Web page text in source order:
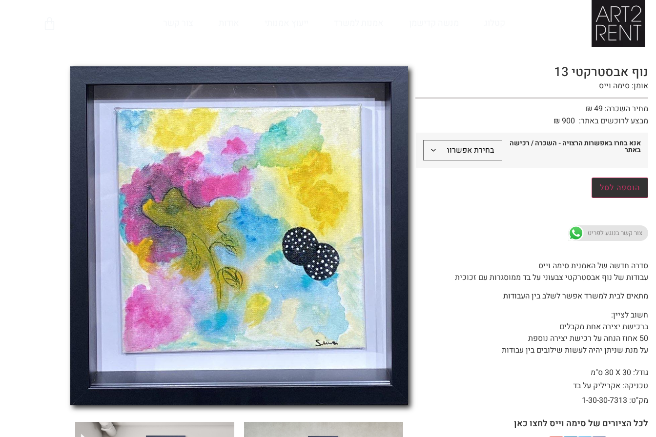
לתוכן
נוף אבסטרקטי 13
אומן: סימה וייס
מחיר השכרה: 49 ₪
מבצע לרוכשים באתר:
₪ 900
אנא בחרו באפשרות הרצויה - השכרה / רכישה
באתר
הוספה לסל
צור קשר בנוגע לפריט
סדרה חדשה של האמנית סימה וייס
עבודות של נוף אבסטרקטי צבעוני על בד ממוסגרות עם זכוכית
מתאים לבית למשרד אפשר לשלב בין העבודות
חשוב לציין:
ברכישת יצירה אחת מקבלים
50 אחוז הנחה על רכישת יצירה נוספת
על מנת שניתן יהיה לעשות שילובים בין עבודות
גודל: 30 X
30 ס"מ
טכניקה: אקריליק על בד
מק"ט: 1-30-30-7313
לכל הציורים של סימה וייס לחצו כאן